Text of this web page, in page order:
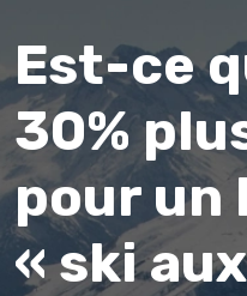
Est-ce
30%
pour un
« ski